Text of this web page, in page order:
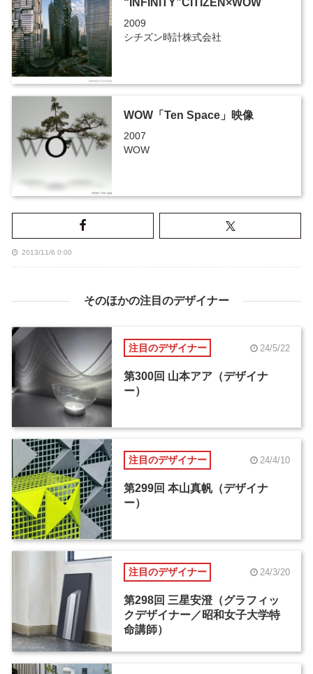
“INFINITY”CITIZEN×WOW
2009
シチズン時計株式会社
WOW「Ten Space」映像
2007
WOW
2013/11/6 0:00
そのほかの注目のデザイナー
注目のデザイナー 24/5/22
第300回 山本アア（デザイナ
ー）
注目のデザイナー 24/4/10
第299回 本山真帆（デザイナ
ー）
注目のデザイナー 24/3/20
第298回 三星安澄（グラフィッ
クデザイナー／昭和女子大学特
命講師）